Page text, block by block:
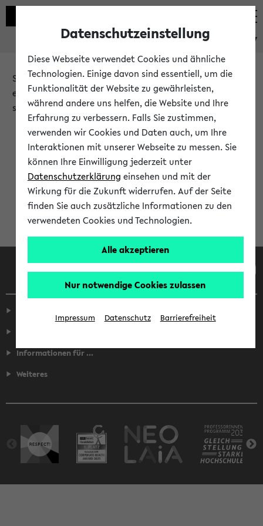
eKVV
Sie möchten auf eine eKVV Funktion zugreifen, die Ihnen
erst nach einer Anmeldung am System zur Verfügung
steht.
Bitte melden Sie sich an:
Anmeldung am eKVV
Informationen für ...
Weiteres
Datenschutzeinstellung
Diese Webseite verwendet Cookies und ähnliche
Technologien. Einige davon sind essentiell, um die
Funktionalität der Website zu gewährleisten,
während andere uns helfen, die Website und Ihre
Erfahrung zu verbessern. Falls Sie zustimmen,
verwenden wir Cookies und Daten auch, um Ihre
Interaktionen mit unserer Webseite zu messen. Sie
können Ihre Einwilligung jederzeit unter
Datenschutzerklärung einsehen und mit der
Wirkung für die Zukunft widerrufen. Auf der Seite
finden Sie auch zusätzliche Informationen zu den
verwendeten Cookies und Technologien.
Alle akzeptieren
Nur notwendige Cookies zulassen
Impressum Datenschutz Barrierefreiheit